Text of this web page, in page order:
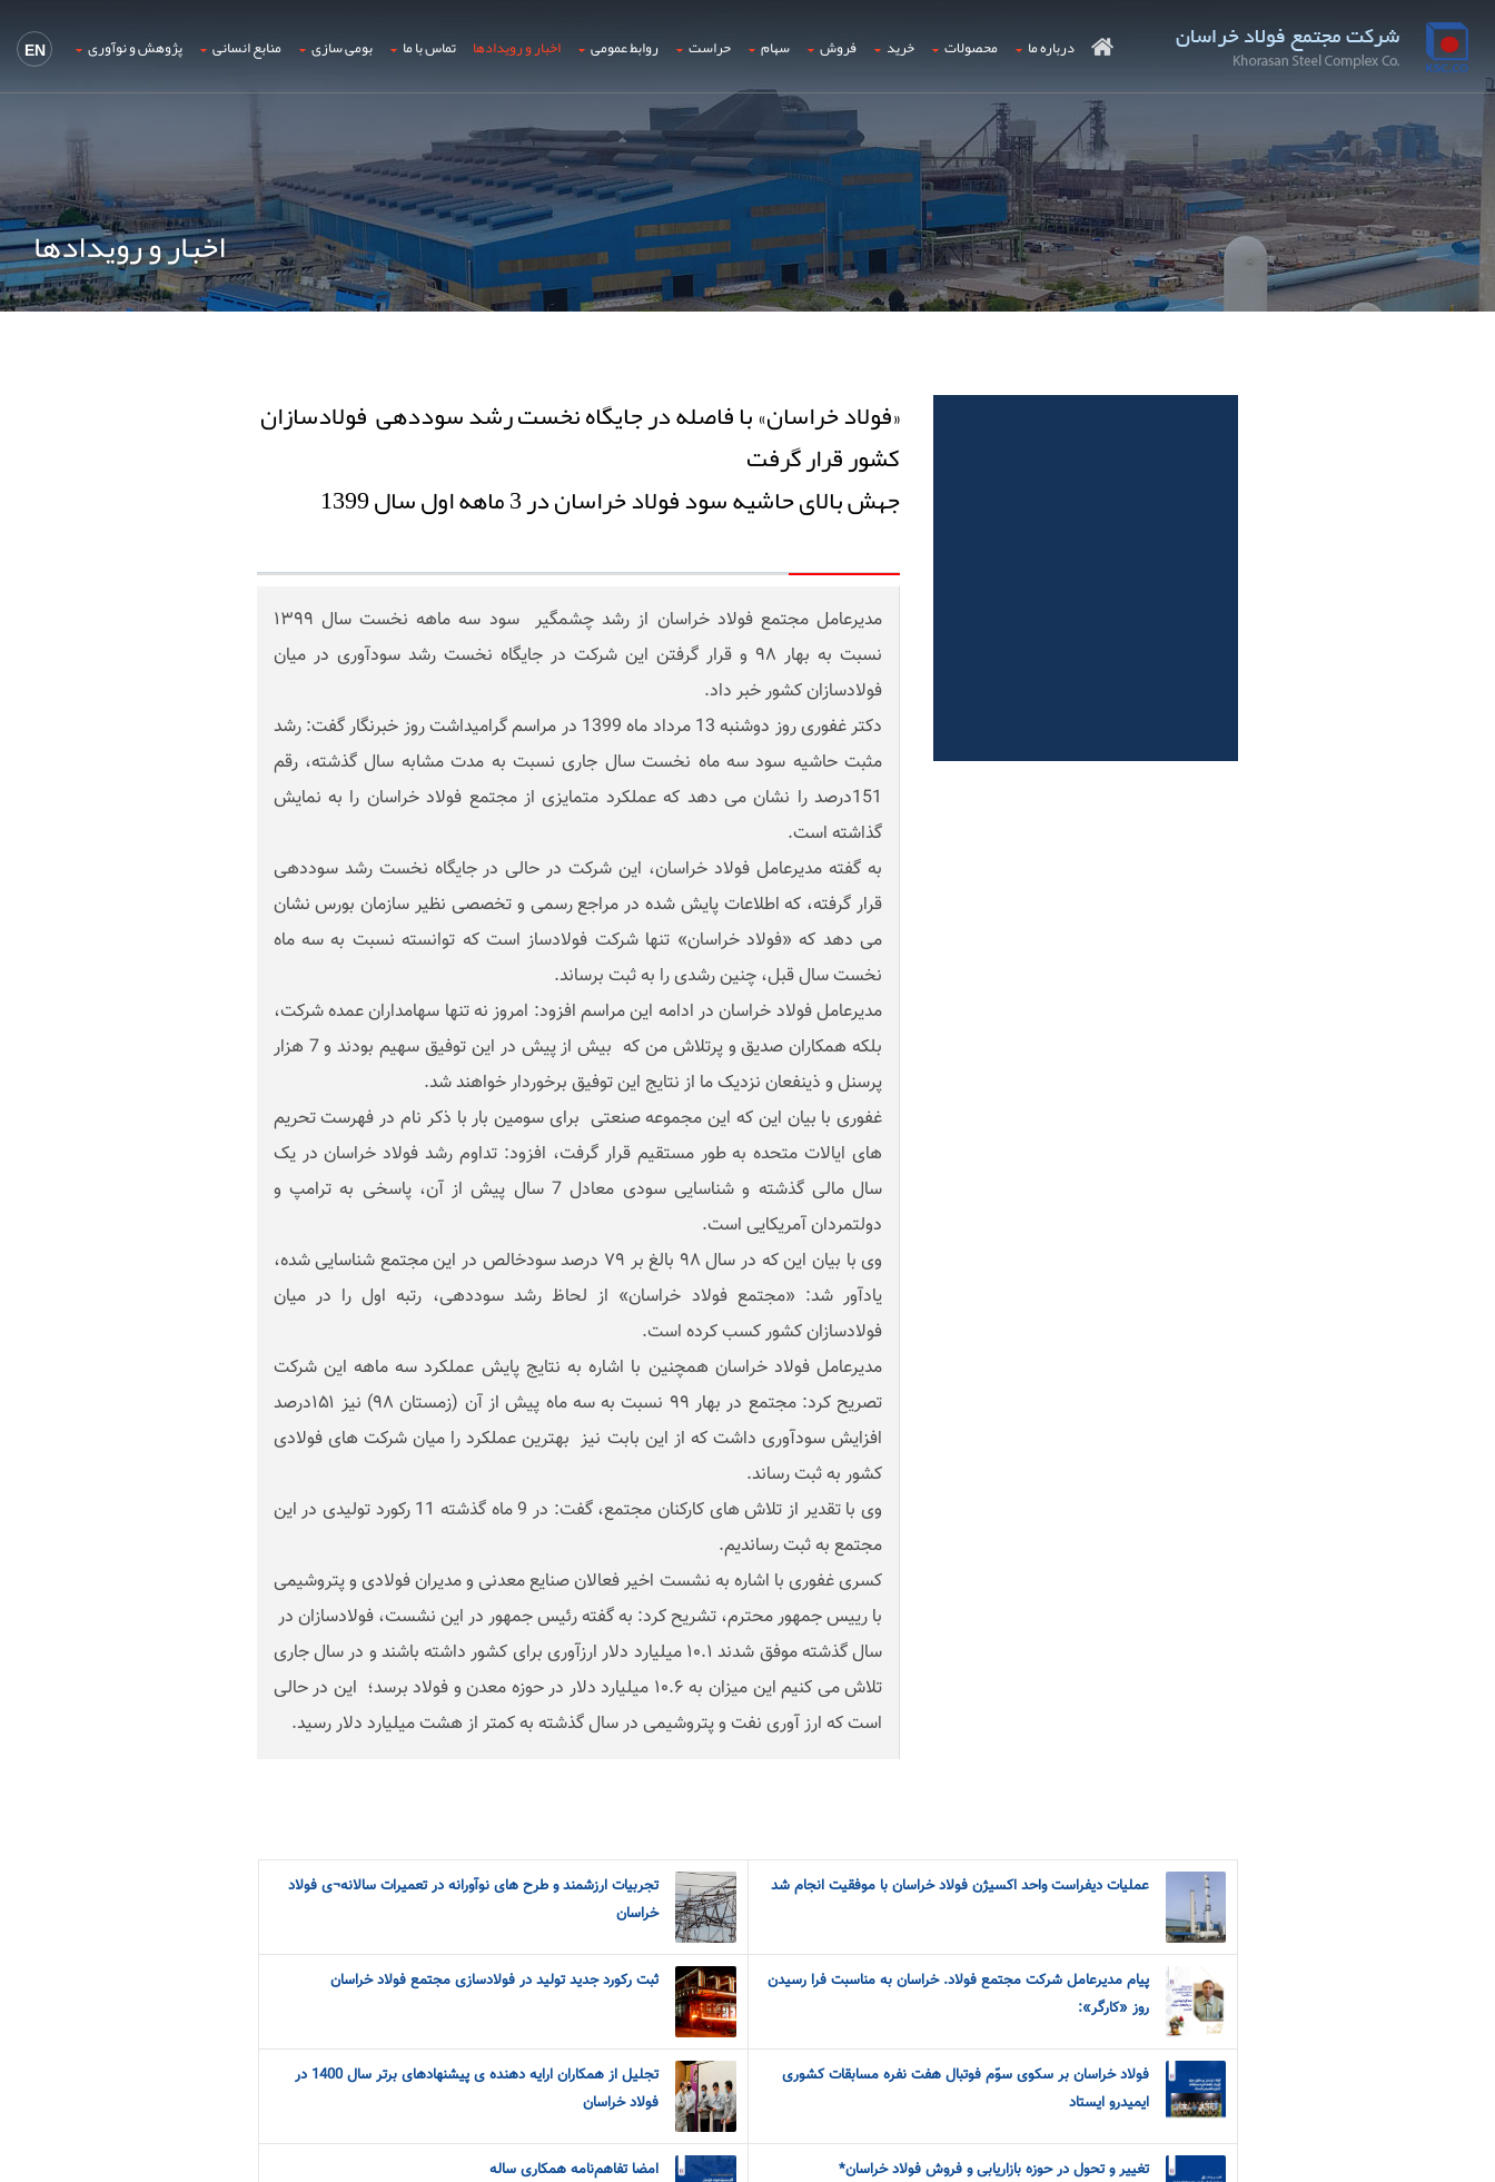
EN درباره ما محصولات خرید فروش سهام حراست روابط عمومی اخبار و رویدادها تماس با ما بومی سازی منابع انسانی پژوهش و نوآوری
اخبار و رویدادها
«فولاد خراسان» با فاصله در جایگاه نخست رشد سوددهی فولادسازان
کشور قرار گرفت
جهش بالای حاشیه سود فولاد خراسان در 3 ماهه اول سال 1399
مدیرعامل مجتمع فولاد خراسان از رشد چشمگیر سود سه ماهه نخست سال ١٣٩٩
نسبت به بهار ٩٨ و قرار گرفتن این شرکت در جایگاه نخست رشد سودآوری در میان
فولادسازان کشور خبر داد.
دکتر غفوری روز دوشنبه 13 مرداد ماه 1399 در مراسم گرامیداشت روز خبرنگار گفت: رشد
مثبت حاشیه سود سه ماه نخست سال جاری نسبت به مدت مشابه سال گذشته، رقم
151درصد را نشان می دهد که عملکرد متمایزی از مجتمع فولاد خراسان را به نمایش
گذاشته است.
به گفته مدیرعامل فولاد خراسان، این شرکت در حالی در جایگاه نخست رشد سوددهی
قرار گرفته، که اطلاعات پایش شده در مراجع رسمی و تخصصی نظیر سازمان بورس نشان
می دهد که «فولاد خراسان» تنها شرکت فولادساز است که توانسته نسبت به سه ماه
نخست سال قبل، چنین رشدی را به ثبت برساند.
مدیرعامل فولاد خراسان در ادامه این مراسم افزود: امروز نه تنها سهامداران عمده شرکت،
بلکه همکاران صدیق و پرتلاش من که بیش از پیش در این توفیق سهیم بودند و 7 هزار
پرسنل و ذینفعان نزدیک‌ ما از نتایج این توفیق برخوردار خواهند شد.
غفوری با بیان این که این مجموعه صنعتی برای سومین بار با ذکر نام در فهرست تحریم
های ایالات متحده به طور مستقیم قرار گرفت، افزود: تداوم رشد فولاد خراسان در یک
سال مالی گذشته و شناسایی سودی معادل 7 سال پیش از آن، پاسخی به ترامپ و
دولتمردان آمریکایی است.
وی با بیان این که در سال ۹۸ بالغ بر ۷۹ درصد سودخالص در این مجتمع شناسایی شده،
یادآور شد: «مجتمع فولاد خراسان» از لحاظ رشد سوددهی، رتبه اول را در میان
فولادسازان کشور کسب کرده است.
مدیرعامل فولاد خراسان همچنین با اشاره به نتایج پایش عملکرد سه ماهه این شرکت
تصریح کرد: مجتمع در بهار ۹۹ نسبت به سه ماه پیش از آن (زمستان ۹۸) نیز ۱۵۱درصد
افزایش سودآوری داشت که از این بابت نیز بهترین عملکرد را میان شرکت های فولادی
کشور به ثبت رساند.
وی با تقدیر از تلاش های کارکنان مجتمع، گفت: در 9 ماه گذشته 11 رکورد تولیدی در این
مجتمع به ثبت رساندیم.
کسری غفوری با اشاره به نشست اخیر فعالان صنایع معدنی و مدیران فولادی و پتروشیمی
با رییس جمهور محترم، تشریح کرد: به گفته رئیس جمهور در این نشست، فولادسازان در
سال گذشته موفق شدند ۱۰.۱ میلیارد دلار ارزآوری برای کشور داشته باشند و در سال جاری
تلاش می کنیم این میزان به ۱۰.۶ میلیارد دلار در حوزه معدن و فولاد برسد؛ این در حالی
است که ارز آوری نفت و پتروشیمی در سال گذشته به کمتر از هشت میلیارد دلار رسید.
عملیات دیفراست واحد اکسیژن فولاد خراسان با موفقیت انجام شد
تجربیات ارزشمند و طرح های نوآورانه در تعمیرات سالانه¬ی فولاد
خراسان
پیام مدیرعامل شرکت مجتمع فولاد. خراسان به مناسبت فرا رسیدن
روز «کارگر»:
ثبت رکورد جدید تولید در فولادسازی مجتمع فولاد خراسان
فولاد خراسان بر سکوی سوّم فوتبال هفت نفره مسابقات کشوری
ایمیدرو ایستاد
تجلیل از همکاران ارایه دهنده ی پیشنهادهای برتر سال 1400 در
فولاد خراسان
تغییر و تحول در حوزه بازاریابی و فروش فولاد خراسان* امضا تفاهم‌نامه همکاری ساله